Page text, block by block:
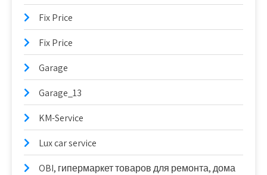
Fix Price
Fix Price
Garage
Garage_13
KM-Service
Lux car service
OBI, гипермаркет товаров для ремонта, дома